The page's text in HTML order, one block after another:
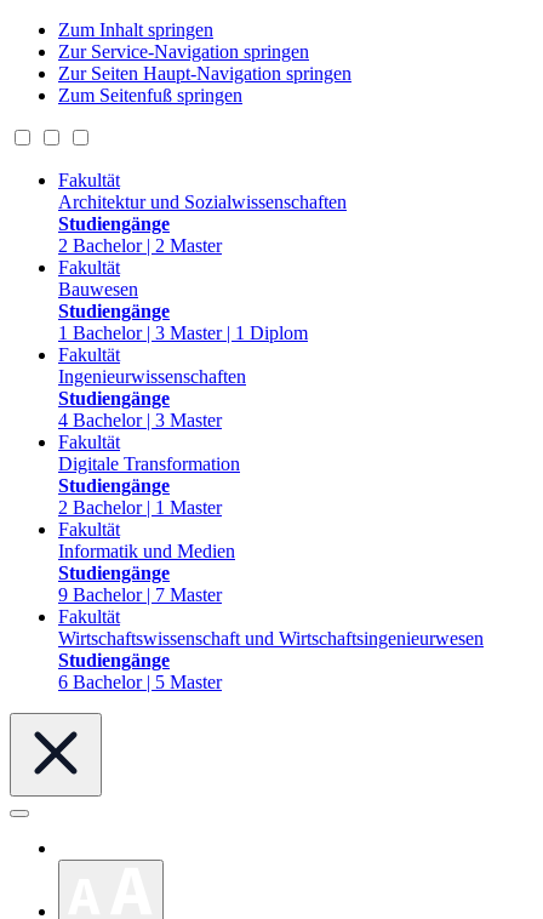
Zum Inhalt springen
Zur Service-Navigation springen
Zur Seiten Haupt-Navigation springen
Zum Seitenfuß springen
Fakultät
Architektur und Sozialwissenschaften
Studiengänge
2 Bachelor | 2 Master
Fakultät
Bauwesen
Studiengänge
1 Bachelor | 3 Master | 1 Diplom
Fakultät
Ingenieurwissenschaften
Studiengänge
4 Bachelor | 3 Master
Fakultät
Digitale Transformation
Studiengänge
2 Bachelor | 1 Master
Fakultät
Informatik und Medien
Studiengänge
9 Bachelor | 7 Master
Fakultät
Wirtschaftswissenschaft und Wirtschaftsingenieurwesen
Studiengänge
6 Bachelor | 5 Master